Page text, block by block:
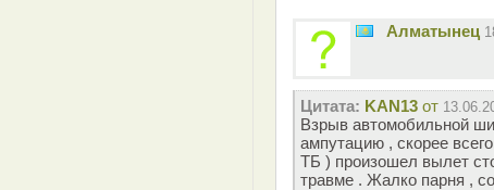
Алматынец
Цитата: KAN13 от
Взрыв автомобильной
ампутацию , скорее
ТБ ) произошел вылет
травме . Жалко парня ,